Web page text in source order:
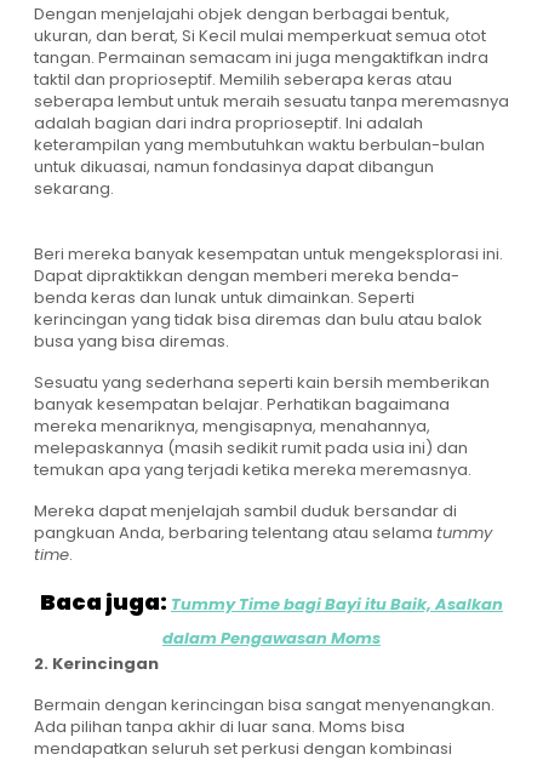
Dengan menjelajahi objek dengan berbagai bentuk,
ukuran, dan berat, Si Kecil mulai memperkuat semua otot
tangan. Permainan semacam ini juga mengaktifkan indra
taktil dan proprioseptif. Memilih seberapa keras atau
seberapa lembut untuk meraih sesuatu tanpa meremasnya
adalah bagian dari indra proprioseptif. Ini adalah
keterampilan yang membutuhkan waktu berbulan-bulan
untuk dikuasai, namun fondasinya dapat dibangun
sekarang.
Beri mereka banyak kesempatan untuk mengeksplorasi ini.
Dapat dipraktikkan dengan memberi mereka benda-
benda keras dan lunak untuk dimainkan. Seperti
kerincingan yang tidak bisa diremas dan bulu atau balok
busa yang bisa diremas.
Sesuatu yang sederhana seperti kain bersih memberikan
banyak kesempatan belajar. Perhatikan bagaimana
mereka menariknya, mengisapnya, menahannya,
melepaskannya (masih sedikit rumit pada usia ini) dan
temukan apa yang terjadi ketika mereka meremasnya.
Mereka dapat menjelajah sambil duduk bersandar di
pangkuan Anda, berbaring telentang atau selama tummy
time.
Baca juga: Tummy Time bagi Bayi itu Baik, Asalkan
dalam Pengawasan Moms
2. Kerincingan
Bermain dengan kerincingan bisa sangat menyenangkan.
Ada pilihan tanpa akhir di luar sana. Moms bisa
mendapatkan seluruh set perkusi dengan kombinasi